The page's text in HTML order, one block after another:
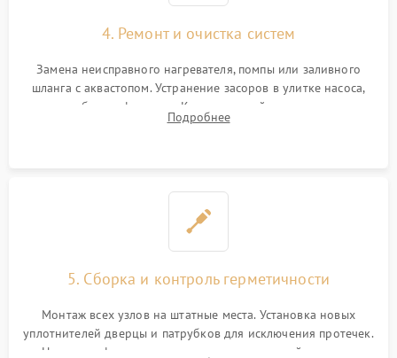
4. Ремонт и очистка систем
Замена неисправного нагревателя, помпы или заливного
шланга с аквастопом. Устранение засоров в улитке насоса,
патрубках и фильтрах. Компонентный ремонт платы
управления, восстановление поврежденной проводки.
Подробнее
5. Сборка и контроль герметичности
Монтаж всех узлов на штатные места. Установка новых
уплотнителей дверцы и патрубков для исключения протечек.
Надежная фиксация хомутов гидравлической системы,